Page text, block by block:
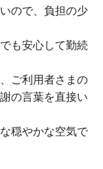
ので、負担の少
も安心して勤続
ご利用者さまの
の言葉を直接い
穏やかな空気で